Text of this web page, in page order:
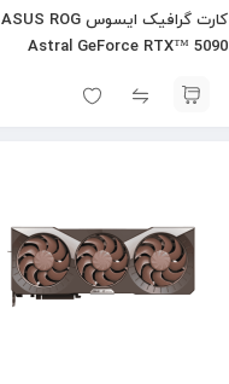
کارت گرافیک ایسوس ASUS ROG
Astral GeForce RTX™ 5090